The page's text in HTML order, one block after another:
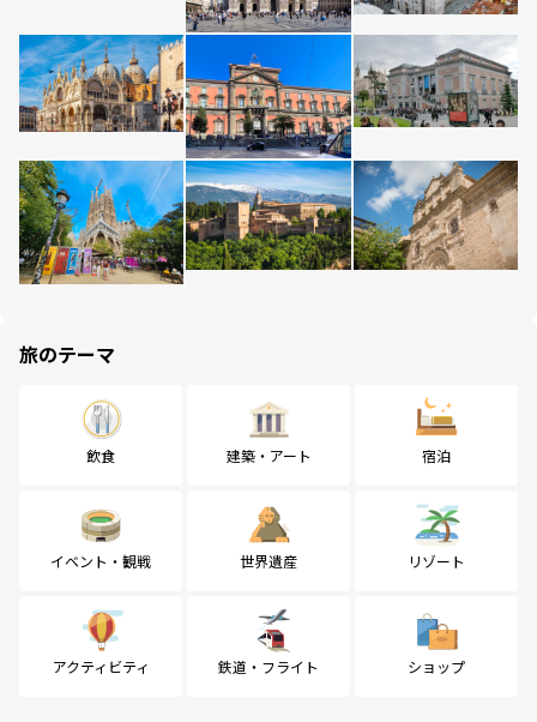
旅のテーマ
飲食 建築・アート 宿泊
イベント・観戦 世界遺産 リゾート
アクティビティ 鉄道・フライト ショップ